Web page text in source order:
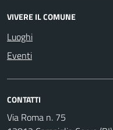
VIVERE IL COMUNE
Luoghi
Eventi
CONTATTI
Via Roma n. 75